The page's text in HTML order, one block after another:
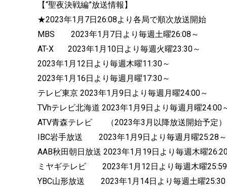
【“聖夜決戦編”放送情報】
★2023年1月7日26:08より各局で順次放送開始
MBS 2023年1月7日より毎週土曜26:08～
AT-X 2023年1月10日より毎週火曜23:30～
2023年1月12日より毎週木曜11:30～
2023年1月16日より毎週月曜17:30～
テレビ東京 2023年1月9日より毎週月曜24:00～
TVhテレビ北海道 2023年1月9日より毎週月曜24:00
ATV青森テレビ （2023年3月以降放送開始予定）
IBC岩手放送 2023年1月9日より毎週月曜25:28～
AAB秋田朝日放送 2023年1月19日より毎週木曜
ミヤギテレビ 2023年1月12日より毎週木曜25:59
YBC山形放送 2023年1月14日より毎週土曜25:30